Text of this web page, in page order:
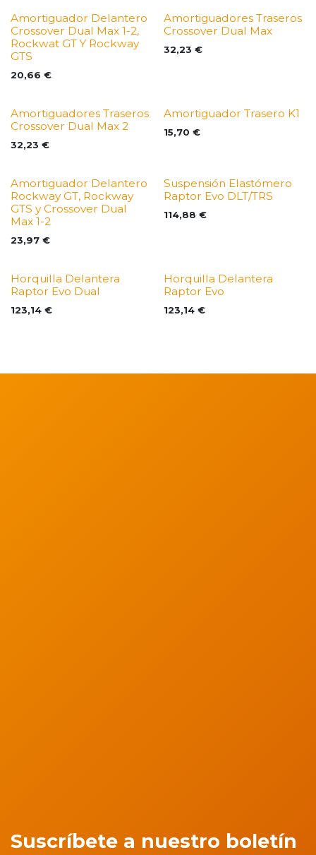
Amortiguador Delantero
Crossover Dual Max 1-2,
Rockwat GT Y Rockway
GTS
20,66 €
Amortiguadores Traseros
Crossover Dual Max
32,23 €
Amortiguadores Traseros
Crossover Dual Max 2
32,23 €
Amortiguador Trasero K1
15,70 €
Amortiguador Delantero
Rockway GT, Rockway
GTS y Crossover Dual
Max 1-2
23,97 €
Suspensión Elastómero
Raptor Evo DLT/TRS
114,88 €
Horquilla Delantera
Raptor Evo Dual
123,14 €
Horquilla Delantera
Raptor Evo
123,14€
Suscríbete a nuestro boletín